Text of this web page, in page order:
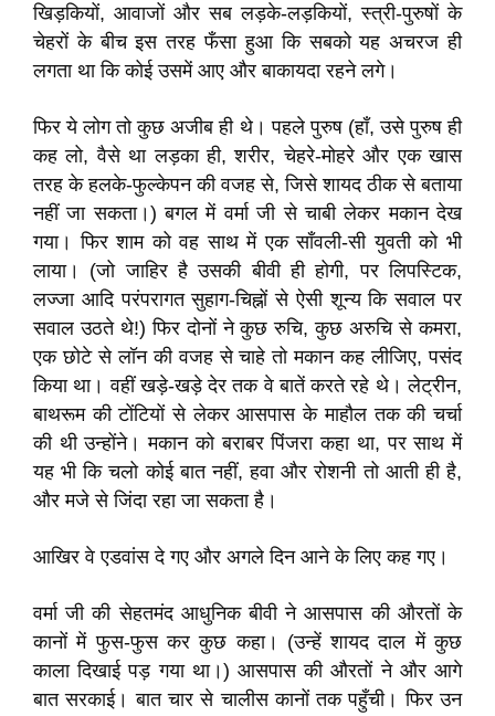
खिड़कियों, आवाजों और सब लड़के-लड़कियों, स्त्री-पुरुषों के
चेहरों के बीच इस तरह फँसा हुआ कि सबको यह अचरज ही
लगता था कि कोई उसमें आए और बाकायदा रहने लगे।
फिर ये लोग तो कुछ अजीब ही थे। पहले पुरुष (हाँ, उसे पुरुष ही
कह लो, वैसे था लड़का ही, शरीर, चेहरे-मोहरे और एक खास
तरह के हलके-फुल्केपन की वजह से, जिसे शायद ठीक से बताया
नहीं जा सकता।) बगल में वर्मा जी से चाबी लेकर मकान देख
गया। फिर शाम को वह साथ में एक साँवली-सी युवती को भी
लाया। (जो जाहिर है उसकी बीवी ही होगी, पर लिपस्टिक,
लज्जा आदि परंपरागत सुहाग-चिह्नों से ऐसी शून्य कि सवाल पर
सवाल उठते थे!) फिर दोनों ने कुछ रुचि, कुछ अरुचि से कमरा,
एक छोटे से लॉन की वजह से चाहे तो मकान कह लीजिए, पसंद
किया था। वहीं खड़े-खड़े देर तक वे बातें करते रहे थे। लेट्रीन,
बाथरूम की टोंटियों से लेकर आसपास के माहौल तक की चर्चा
की थी उन्होंने। मकान को बराबर पिंजरा कहा था, पर साथ में
यह भी कि चलो कोई बात नहीं, हवा और रोशनी तो आती ही है,
और मजे से जिंदा रहा जा सकता है।
आखिर वे एडवांस दे गए और अगले दिन आने के लिए कह गए।
वर्मा जी की सेहतमंद आधुनिक बीवी ने आसपास की औरतों के
कानों में फुस-फुस कर कुछ कहा। (उन्हें शायद दाल में कुछ
काला दिखाई पड़ गया था।) आसपास की औरतों ने और आगे
बात सरकाई। बात चार से चालीस कानों तक पहुँची। फिर उन